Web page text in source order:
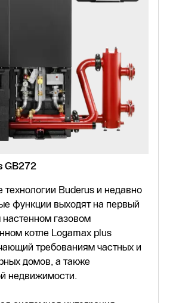
GB272
Buderus и недавно
функции выходят на первый
газовом
котле Logamax plus
требованиям частных и
домов, а также
недвижимости.